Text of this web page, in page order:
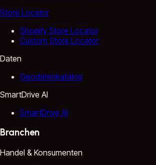
Store Locator
Shopify Store Locator
Custom Store Locator
Daten
Geodatenkatalog
SmartDrive AI
SmartDrive AI
Branchen
Handel & Konsumenten